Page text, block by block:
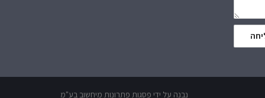
נבנה על ידי פסגות פתרונות מיחשוב בע"מ